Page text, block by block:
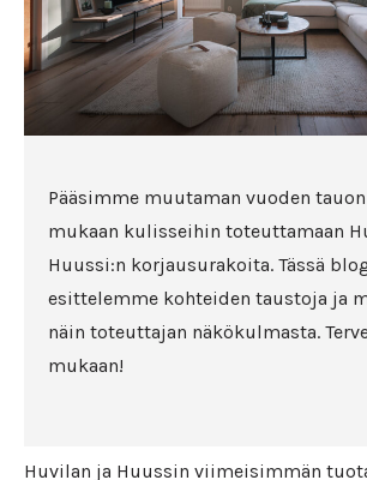
Pääsimme muutaman vuoden
mukaan kulisseihin toteuttamaan
Huussi:n korjausurakoita. Tässä
esittelemme kohteiden taustoja ja
näin toteuttajan näkökulmasta.
mukaan!
Huvilan ja Huussin viimeisimmän